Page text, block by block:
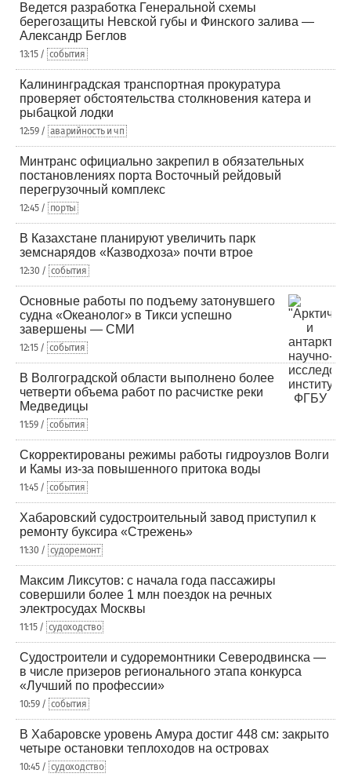
Ведется разработка Генеральной схемы
берегозащиты Невской губы и Финского залива —
Александр Беглов
13:15 / события
Калининградская транспортная прокуратура
проверяет обстоятельства столкновения катера и
рыбацкой лодки
12:59 / аварийность и чп
Минтранс официально закрепил в обязательных
постановлениях порта Восточный рейдовый
перегрузочный комплекс
12:45 / порты
В Казахстане планируют увеличить парк
земснарядов «Казводхоза» почти втрое
12:30 / события
Основные работы по подъему затонувшего
судна «Океанолог» в Тикси успешно
завершены — СМИ
12:15 / события
В Волгоградской области выполнено более
четверти объема работ по расчистке реки
Медведицы
11:59 / события
Скорректированы режимы работы гидроузлов Волги
и Камы из-за повышенного притока воды
11:45 / события
Хабаровский судостроительный завод приступил к
ремонту буксира «Стрежень»
11:30 / судоремонт
Максим Ликсутов: с начала года пассажиры
совершили более 1 млн поездок на речных
электросудах Москвы
11:15 / судоходство
Судостроители и судоремонтники Северодвинска —
в числе призеров регионального этапа конкурса
«Лучший по профессии»
10:59 / события
В Хабаровске уровень Амура достиг 448 см: закрыто
четыре остановки теплоходов на островах
10:45 / судоходство